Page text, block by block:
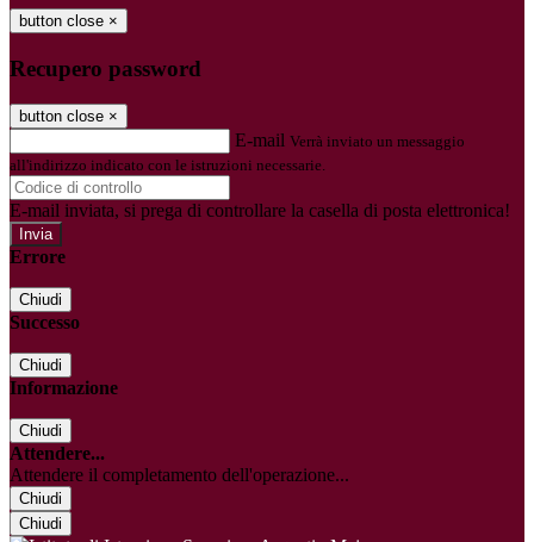
button close ×
Recupero password
button close ×
E-mail Verrà inviato un messaggio
all'indirizzo indicato con le istruzioni necessarie.
E-mail inviata, si prega di controllare la casella di posta elettronica!
Errore
Chiudi
Successo
Chiudi
Informazione
Chiudi
Attendere...
Attendere il completamento dell'operazione...
Chiudi
Chiudi